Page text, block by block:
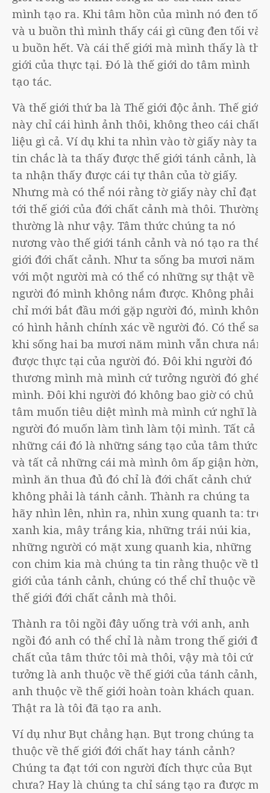
mình tạo ra. Khi tâm hồn của mình nó đen tối
và u buồn thì mình thấy cái gì cũng đen tối và
u buồn hết. Và cái thế giới mà mình thấy là thế
giới của thực tại. Đó là thế giới do tâm mình
tạo tác.
Và thế giới thứ ba là Thế giới độc ảnh. Thế giới
này chỉ cái hình ảnh thôi, không theo cái chất
liệu gì cả. Ví dụ khi ta nhìn vào tờ giấy này ta
tin chắc là ta thấy được thế giới tánh cảnh, là
ta nhận thấy được cái tự thân của tờ giấy.
Nhưng mà có thể nói rằng tờ giấy này chỉ đạt
tới thế giới của đới chất cảnh mà thôi. Thường
thường là như vậy. Tâm thức chúng ta nó
nương vào thế giới tánh cảnh và nó tạo ra thế
giới đới chất cảnh. Như ta sống ba mươi năm
với một người mà có thể có những sự thật về
người đó mình không nắm được. Không phải
chỉ mới bắt đầu mới gặp người đó, mình không
có hình hảnh chính xác về người đó. Có thể sau
khi sống hai ba mươi năm mình vẫn chưa nắm
được thực tại của người đó. Đôi khi người đó
thương mình mà mình cứ tưởng người đó ghét
mình. Đôi khi người đó không bao giờ có chủ
tâm muốn tiêu diệt mình mà mình cứ nghĩ là
người đó muốn làm tình làm tội mình. Tất cả
những cái đó là những sáng tạo của tâm thức
và tất cả những cái mà mình ôm ấp giận hờn,
mình ăn thua đủ đó chỉ là đới chất cảnh chứ
không phải là tánh cảnh. Thành ra chúng ta
hãy nhìn lên, nhìn ra, nhìn xung quanh ta: trời
xanh kia, mây trắng kia, những trái núi kia,
những người có mặt xung quanh kia, những
con chim kia mà chúng ta tin rằng thuộc về thế
giới của tánh cảnh, chúng có thể chỉ thuộc về
thế giới đới chất cảnh mà thôi.
Thành ra tôi ngồi đây uống trà với anh, anh
ngồi đó anh có thể chỉ là nằm trong thế giới đới
chất của tâm thức tôi mà thôi, vậy mà tôi cứ
tưởng là anh thuộc về thế giới của tánh cảnh,
anh thuộc về thế giới hoàn toàn khách quan.
Thật ra là tôi đã tạo ra anh.
Ví dụ như Bụt chẳng hạn. Bụt trong chúng ta
thuộc về thế giới đới chất hay tánh cảnh?
Chúng ta đạt tới con người đích thực của Bụt
chưa? Hay là chúng ta chỉ sáng tạo ra được một